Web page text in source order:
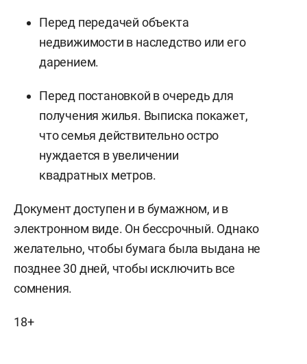
Перед передачей объекта
недвижимости в наследство или его
дарением.
Перед постановкой в очередь для
получения жилья. Выписка покажет,
что семья действительно остро
нуждается в увеличении
квадратных метров.
Документ доступен и в бумажном, и в
электронном виде. Он бессрочный. Однако
желательно, чтобы бумага была выдана не
позднее 30 дней, чтобы исключить все
сомнения.
18+